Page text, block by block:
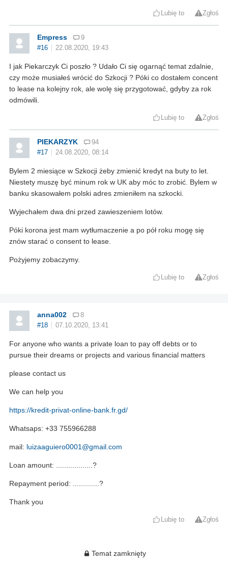
Lubię to Zgłoś
Empress
9
#16
22.08.2020, 19:43
I jak Piekarczyk Ci poszło ? Udało Ci się ogarnąć temat zdalnie,
czy może musiałeś wrócić do Szkocji ? Póki co dostałem concent
to lease na kolejny rok, ale wolę się przygotować, gdyby za rok
odmówili.
Lubię to Zgłoś
PIEKARZYK
94
#17
24.08.2020, 08:14
Bylem 2 miesiące w Szkocji żeby zmienić kredyt na buty to let.
Niestety muszę być minum rok w UK aby móc to zrobić. Bylem w
banku skasowałem polski adres zmieniłem na szkocki.
Wyjechałem dwa dni przed zawieszeniem lotów.
Póki korona jest mam wytłumaczenie a po pół roku mogę się
znów starać o consent to lease.
Pożyjemy zobaczymy.
Lubię to Zgłoś
anna002
8
#18
07.10.2020, 13:41
For anyone who wants a private loan to pay off debts or to
pursue their dreams or projects and various financial matters
please contact us
We can help you
https://kredit-privat-online-bank.fr.gd/
Whatsaps: +33 755966288
mail: luizaaguiero0001@gmail.com
Loan amount: ..................?
Repayment period: .............?
Thank you
Lubię to Zgłoś
Temat zamknięty